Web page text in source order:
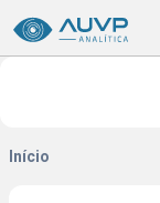
Início